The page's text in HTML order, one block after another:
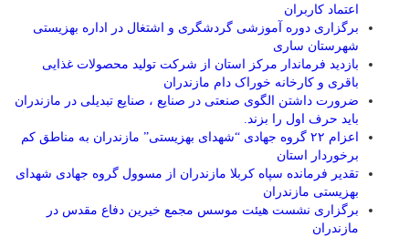
اعتماد کاربران
برگزاری دوره آموزشی گردشگری و اشتغال در اداره بهزیستی
شهرستان ساری
بازدید فرماندار مرکز استان از شرکت تولید محصولات غذایی
باقری و کارخانه خوراک دام مازندران
ضرورت داشتن الگوی صنعتی در صنایع ، صنایع تبدیلی در مازندران
باید حرف اول را بزند.
اعزام ۲۲ گروه جهادی “شهدای بهزیستی” مازندران به مناطق کم
برخوردار استان
تقدیر فرمانده سپاه کربلا مازندران از مسوول گروه جهادی شهدای
بهزیستی مازندران
برگزاری نشست هیئت موسس مجمع خیرین دفاع مقدس در
مازندران